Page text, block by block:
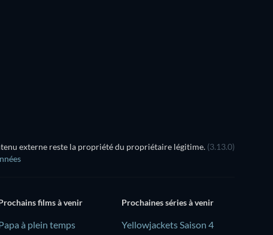
externe reste la propriété du propriétaire légitime. (3.13.0)
films à venir
à plein temps
Prochaines séries à venir
Yellowjackets Saison 4